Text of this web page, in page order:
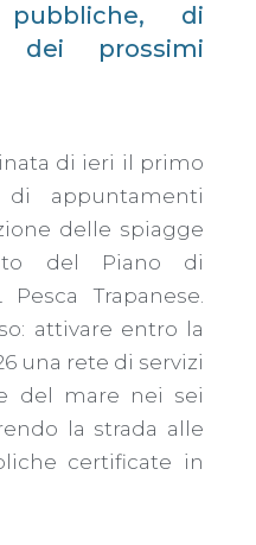
pubbliche, di
dei prossimi
di ieri il primo
appuntamenti
delle spiagge
del Piano di
Trapanese.
attivare entro la
una rete di servizi
del mare nei sei
la strada alle
certificate in